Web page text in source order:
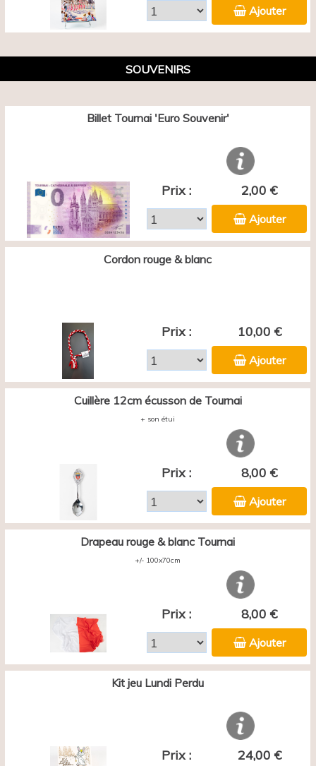
Ajouter
SOUVENIRS
Billet Tournai 'Euro Souvenir'
Prix : 2,00 €
Ajouter
Cordon rouge & blanc
Prix : 10,00 €
Ajouter
Cuillère 12cm écusson de Tournai
+ son étui
Prix : 8,00 €
Ajouter
Drapeau rouge & blanc Tournai
+/- 100x70cm
Prix : 8,00 €
Ajouter
Kit jeu Lundi Perdu
Prix : 24,00 €